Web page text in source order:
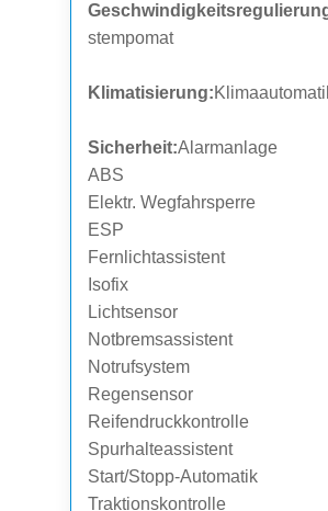
stempomat
Klimatisierung:
Sicherheit:Alarmanlage
ABS
Elektr. Wegfahrsperre
ESP
Fernlichtassistent
Isofix
Lichtsensor
Notbremsassistent
Notrufsystem
Regensensor
Reifendruckkontrolle
Spurhalteassistent
Start/Stopp-Automatik
Traktionskontrolle